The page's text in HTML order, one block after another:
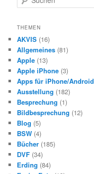
u
h
n
THEMEN
AKVIS (16)
Allgemeines (81)
Apple (13)
Apple iPhone (3)
Apps für iPhone/Android
Ausstellung (182)
Besprechung (1)
Bildbesprechung (12)
Blog (5)
BSW (4)
Bücher (185)
DVF (34)
Erding (84)